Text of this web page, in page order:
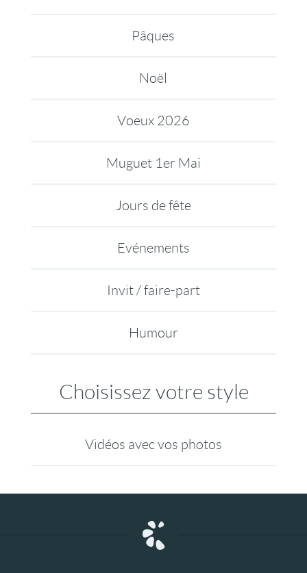
Pâques
Noël
Voeux 2026
Muguet 1er Mai
Jours de fête
Evénements
Invit / faire-part
Humour
Choisissez votre style
Vidéos avec vos photos